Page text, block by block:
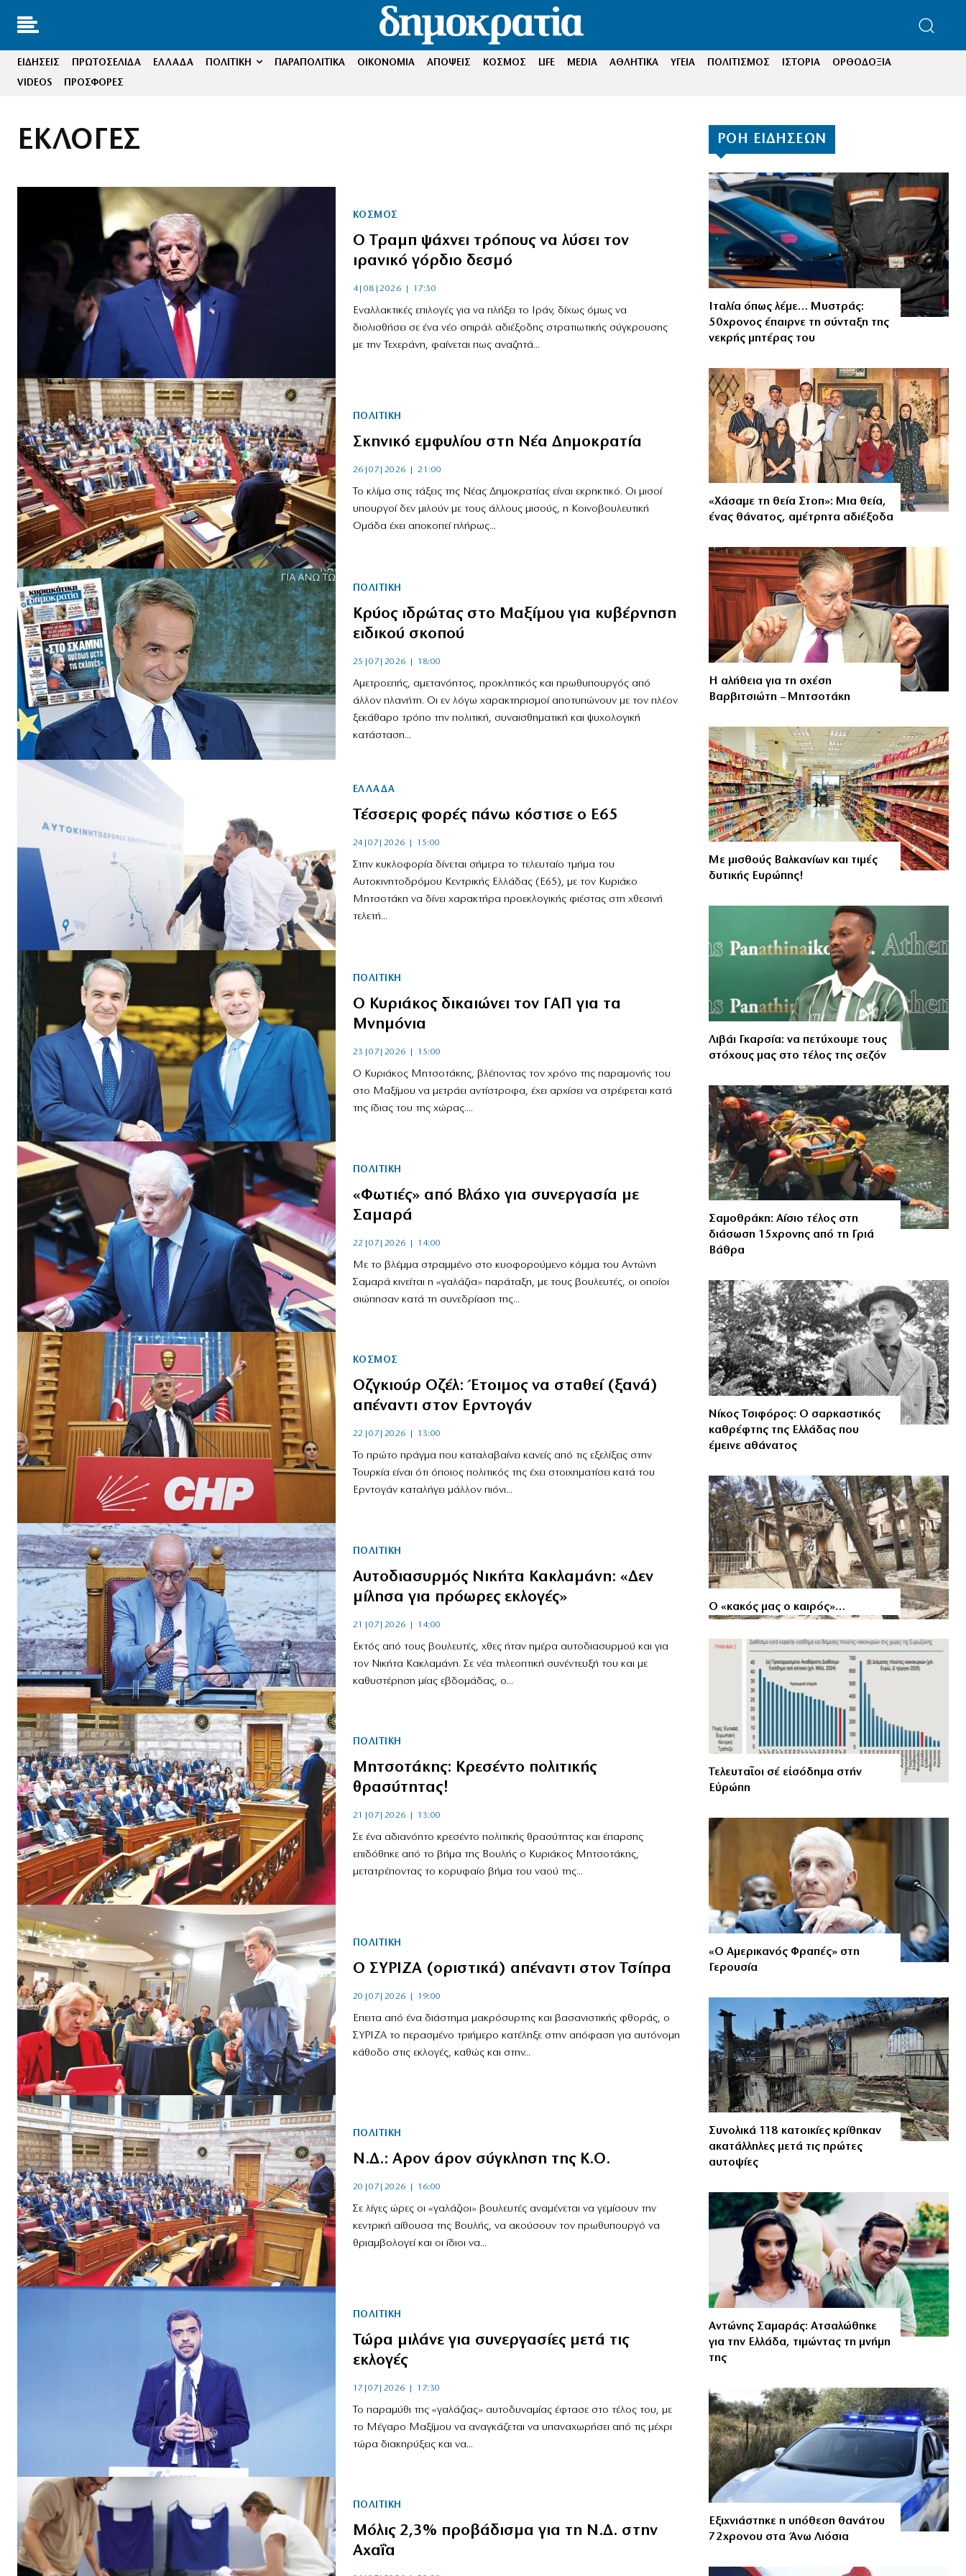
ΕΙΔΗΣΕΙΣ ΠΡΩΤΟΣΕΛΙΔΑ ΕΛΛΑΔΑ ΠΟΛΙΤΙΚΗ ΠΑΡΑΠΟΛΙΤΙΚΑ ΟΙΚΟΝΟΜΙΑ ΑΠΟΨΕΙΣ ΚΟΣΜΟΣ LIFE MEDIA ΑΘΛΗΤΙΚΑ ΥΓΕΙΑ ΠΟΛΙΤΙΣΜΟΣ ΙΣΤΟΡΙΑ
ΟΡΘΟΔΟΞΙΑ
VIDEOS
ΠΡΟΣΦΟΡΕΣ
ΕΚΛΟΓΕΣ
ΚΟΣΜΟΣ
Ο Τραμπ ψάχνει τρόπους να λύσει τον
ιρανικό γόρδιο δεσμό
4|08|2026 | 17:30
Eναλλακτικές επιλογές για να πλήξει το Ιράν, δίχως όμως να
διολισθήσει σε ένα νέο σπιράλ αδιέξοδης στρατιωτικής σύγκρουσης
με την Τεχεράνη, φαίνεται πως αναζητά...
ΠΟΛΙΤΙΚΗ
Σκηνικό εμφυλίου στη Νέα Δημοκρατία
26|07|2026 | 21:00
Το κλίμα στις τάξεις της Νέας Δημοκρατίας είναι εκρηκτικό. Οι μισοί
υπουργοί δεν μιλούν με τους άλλους μισούς, η Κοινοβουλευτική
Ομάδα έχει αποκοπεί πλήρως...
ΠΟΛΙΤΙΚΗ
Κρύος ιδρώτας στο Μαξίμου για κυβέρνηση
ειδικού σκοπού
25|07|2026 | 18:00
Αμετροεπής, αμετανόητος, προκλητικός και πρωθυπουργός από
άλλον πλανήτη. Οι εν λόγω χαρακτηρισμοί αποτυπώνουν με τον πλέον
ξεκάθαρο τρόπο την πολιτική, συναισθηματική και ψυχολογική
κατάσταση...
ΕΛΛΑΔΑ
Τέσσερις φορές πάνω κόστισε ο Ε65
24|07|2026 | 15:00
Στην κυκλοφορία δίνεται σήμερα το τελευταίο τμήμα του
Αυτοκινητοδρόμου Κεντρικής Ελλάδας (Ε65), με τον Κυριάκο
Μητσοτάκη να δίνει χαρακτήρα προεκλογικής φιέστας στη χθεσινή
τελετή...
ΠΟΛΙΤΙΚΗ
Ο Κυριάκος δικαιώνει τον ΓΑΠ για τα
Μνημόνια
23|07|2026 | 15:00
Ο Κυριάκος Μητσοτάκης, βλέποντας τον χρόνο της παραμονής του
στο Μαξίμου να μετράει αντίστροφα, έχει αρχίσει να στρέφεται κατά
της ίδιας του της χώρας....
ΠΟΛΙΤΙΚΗ
«Φωτιές» από Βλάχο για συνεργασία με
Σαμαρά
22|07|2026 | 14:00
Με το βλέμμα στραμμένο στο κυοφορούμενο κόμμα του Αντώνη
Σαμαρά κινείται η «γαλάζια» παράταξη, με τους βουλευτές, οι οποίοι
σιώπησαν κατά τη συνεδρίαση της...
ΚΟΣΜΟΣ
Οζγκιούρ Οζέλ: Έτοιμος να σταθεί (ξανά)
απέναντι στον Ερντογάν
22|07|2026 | 13:00
Το πρώτο πράγμα που καταλαβαίνει κανείς από τις εξελίξεις στην
Τουρκία είναι ότι όποιος πολιτικός της έχει στοιχηματίσει κατά του
Ερντογάν καταλήγει μάλλον πιόνι...
ΠΟΛΙΤΙΚΗ
Αυτοδιασυρμός Νικήτα Κακλαμάνη: «Δεν
μίλησα για πρόωρες εκλογές»
21|07|2026 | 14:00
Εκτός από τους βουλευτές, χθες ήταν ημέρα αυτοδιασυρμού και για
τον Νικήτα Κακλαμάνη. Σε νέα τηλεοπτική συνέντευξή του και με
καθυστέρηση μίας εβδομάδας, ο...
ΠΟΛΙΤΙΚΗ
Μητσοτάκης: Κρεσέντο πολιτικής
θρασύτητας!
21|07|2026 | 13:00
Σε ένα αδιανόητο κρεσέντο πολιτικής θρασύτητας και έπαρσης
επιδόθηκε από το βήμα της Βουλής ο Κυριάκος Μητσοτάκης,
μετατρέποντας το κορυφαίο βήμα του ναού της...
ΠΟΛΙΤΙΚΗ
Ο ΣΥΡΙΖΑ (οριστικά) απέναντι στον Τσίπρα
20|07|2026 | 19:00
Επειτα από ένα διάστημα μακρόσυρτης και βασανιστικής φθοράς, ο
ΣΥΡΙΖΑ το περασμένο τριήμερο κατέληξε στην απόφαση για αυτόνομη
κάθοδο στις εκλογές, καθώς και στην...
ΠΟΛΙΤΙΚΗ
Ν.Δ.: Αρον άρον σύγκληση της Κ.Ο.
20|07|2026 | 16:00
Σε λίγες ώρες οι «γαλάζιοι» βουλευτές αναμένεται να γεμίσουν την
κεντρική αίθουσα της Βουλής, να ακούσουν τον πρωθυπουργό να
θριαμβολογεί και οι ίδιοι να...
ΠΟΛΙΤΙΚΗ
Τώρα μιλάνε για συνεργασίες μετά τις
εκλογές
17|07|2026 | 17:30
Το παραμύθι της «γαλάζιας» αυτοδυναμίας έφτασε στο τέλος του, με
το Μέγαρο Μαξίμου να αναγκάζεται να υπαναχωρήσει από τις μέχρι
τώρα διακηρύξεις και να...
ΠΟΛΙΤΙΚΗ
Μόλις 2,3% προβάδισμα για τη Ν.Δ. στην
Αχαΐα
ΡΟΗ ΕΙΔΗΣΕΩΝ
Ιταλία όπως λέμε… Μυστράς:
50χρονος έπαιρνε τη σύνταξη της
νεκρής μητέρας του
«Χάσαμε τη θεία Στοπ»: Μια θεία,
ένας θάνατος, αμέτρητα αδιέξοδα
Η αλήθεια για τη σχέση
Βαρβιτσιώτη – Μητσοτάκη
Με μισθούς Βαλκανίων και τιμές
δυτικής Ευρώπης!
Λιβάι Γκαρσία: να πετύχουμε τους
στόχους μας στο τέλος της σεζόν
Σαμοθράκη: Αίσιο τέλος στη
διάσωση 15χρονης από τη Γριά
Βάθρα
Νίκος Τσιφόρος: Ο σαρκαστικός
καθρέφτης της Ελλάδας που
έμεινε αθάνατος
Ο «κακός μας ο καιρός»…
Τελευταῖοι σέ εἰσόδημα στήν
Εὐρώπη
«Ο Αμερικανός Φραπές» στη
Γερουσία
Συνολικά 118 κατοικίες κρίθηκαν
ακατάλληλες μετά τις πρώτες
αυτοψίες
Αντώνης Σαμαράς: Ατσαλώθηκε
για την Ελλάδα, τιμώντας τη μνήμη
της
Εξιχνιάστηκε η υπόθεση θανάτου
72χρονου στα Άνω Λιόσια